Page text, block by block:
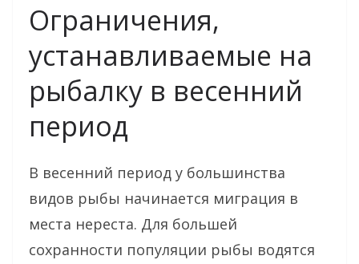
Ограничения,
устанавливаемые на
рыбалку в весенний
период
В весенний период у большинства
видов рыбы начинается миграция в
места нереста. Для большей
сохранности популяции рыбы водятся